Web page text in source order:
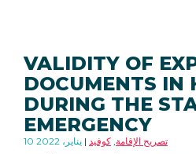
VALIDITY OF
DOCUMENTS IN
DURING THE
EMERGENCY
10 يناير، 2022 تصريح الإقامة, كوفيد